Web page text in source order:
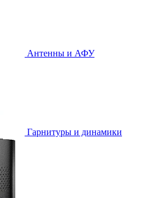
Антенны и АФУ
Гарнитуры и динамики